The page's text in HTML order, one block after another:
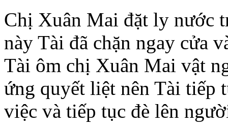
Chị Xuân Mai đặt ly nước
này Tài đã chặn ngay cửa
Tài ôm chị Xuân Mai vật
ứng quyết liệt nên Tài tiếp
việc và tiếp tục đè lên